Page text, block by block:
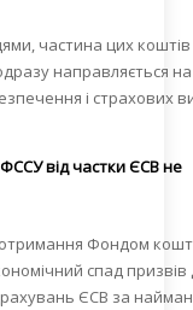
частина цих коштів
направляється на
і страхових
від частки ЄСВ не
Фондом
спад призвів
ЄСВ за